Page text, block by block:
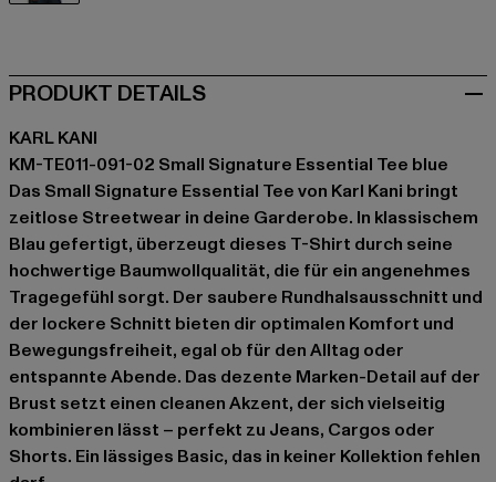
PRODUKT DETAILS
KARL KANI
KM-TE011-091-02 Small Signature Essential Tee blue
Das Small Signature Essential Tee von Karl Kani bringt
zeitlose Streetwear in deine Garderobe. In klassischem
Blau gefertigt, überzeugt dieses T-Shirt durch seine
hochwertige Baumwollqualität, die für ein angenehmes
Tragegefühl sorgt. Der saubere Rundhalsausschnitt und
der lockere Schnitt bieten dir optimalen Komfort und
Bewegungsfreiheit, egal ob für den Alltag oder
entspannte Abende. Das dezente Marken-Detail auf der
Brust setzt einen cleanen Akzent, der sich vielseitig
kombinieren lässt – perfekt zu Jeans, Cargos oder
Shorts. Ein lässiges Basic, das in keiner Kollektion fehlen